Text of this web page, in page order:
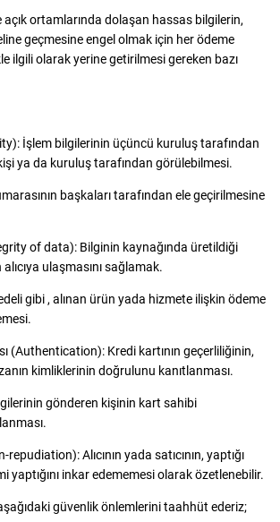
ortamlarında dolaşan hassas bilgilerin,
geçmesine engel olmak için her ödeme
ilgili olarak yerine getirilmesi gereken bazı
İşlem bilgilerinin üçüncü kuruluş tarafından
ya da kuruluş tarafından görülebilmesi.
başkaları tarafından ele geçirilmesine
of data): Bilginin kaynağında üretildiği
ulaşmasını sağlamak.
gibi , alınan ürün yada hizmete ilişkin ödeme
(Authentication): Kredi kartının geçerliliğinin,
kimliklerinin doğrulunu kanıtlanması.
gönderen kişinin kart sahibi
Alıcının yada satıcının, yaptığı
yaptığını inkar edememesi olarak özetlenebilir.
güvenlik önlemlerini taahhüt ederiz;